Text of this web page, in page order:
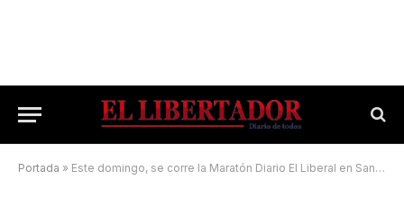
Portada » Este domingo, se corre la Maratón Diario El Liberal en Santiago del Estero